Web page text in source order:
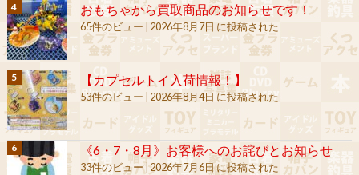
おもちゃから買取商品のお知らせです！
65件のビュー 2026年8月7日 に投稿された
【カプセルトイ入荷情報！】
53件のビュー 2026年8月4日 に投稿された
《6・7・8月》お客様へのお詫びとお知らせ
33件のビュー|2026年7月6日 に投稿された